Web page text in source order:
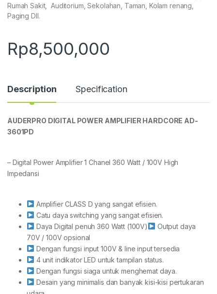
Rumah Sakit, Auditorium, Sekolahan, Taman, Kolam renang,
Paging Dll.
Rp8,500,000
Description Specification
AUDERPRO DIGITAL POWER AMPLIFIER HARDCORE AD-
3601PD
– Digital Power Amplifier 1 Chanel 360 Watt / 100V High
Impedansi
Amplifier CLASS D yang sangat efisien.
Catu daya switching yang sangat efisien.
Daya Digital penuh 360 Watt (100V)
Output daya
70V / 100V opsional
Dengan fungsi input 100V & line input tersedia
4 unit indikator LED untuk tampilan status.
Dengan fungsi siaga untuk menghemat daya.
Desain yang minimalis dan banyak kisi-kisi pertukaran